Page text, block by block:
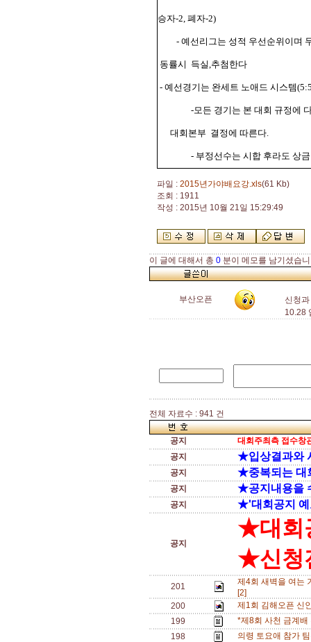
승자-2, 폐자-2)
- 예선리그는 성적 우선순위이며
동률시 득실,추첨한다
- 예선경기는 완세트 노애드 시스템
-모든 경기는 본 대회 규정에
대회본부 결정에 따른다.
- 부정선수는 시합 후라도 상
파일 : 2015년가야배요강.xls(61 Kb)
조회 : 1911
작성 : 2015년 10월 21일 15:29:49
이 글에 대해서 총 0 분이 메모를 남기셨습
부산오픈
신청
10.28
전체 자료수 : 941 건
공지
대회주최측 접수창
공지
★입상결과와
공지 ★중복되는 대
공지 ★공지내용을
공지 ★'대회공지 예
공지
★대회
★신청
201
제4회 새벽을 여는
[2]
200
제1회 김해오픈 신
199
*제8회 사천 금계
198
의령 토요애 참가